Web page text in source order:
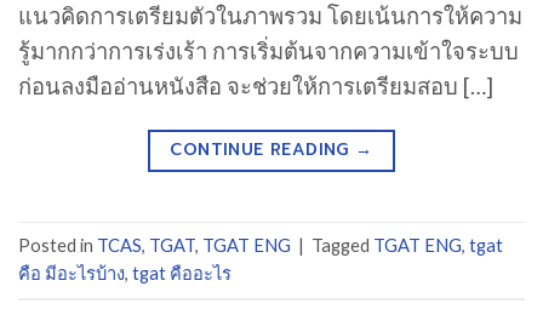
แนวคิดการเตรียมตัวในภาพรวม โดยเน้นการให้ความ
รู้มากกว่าการเร่งเร้า การเริ่มต้นจากความเข้าใจระบบ
ก่อนลงมืออ่านหนังสือ จะช่วยให้การเตรียมสอบ […]
CONTINUE READING →
Posted in TCAS, TGAT, TGAT ENG | Tagged TGAT ENG, tgat
คือ มีอะไรบ้าง, tgat คืออะไร